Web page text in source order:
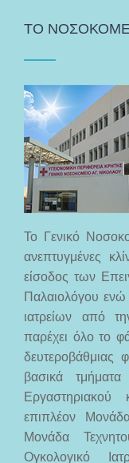
ΤΟ
Το Γενικό
ανεπτυγμένες
είσοδος των
Παλαιολόγου
ιατρείων από
παρέχει όλο το
δευτεροβάθμιας
βασικά τμήματα
Εργαστηριακού
επιπλέον
Μονάδα
Ογκολογικό